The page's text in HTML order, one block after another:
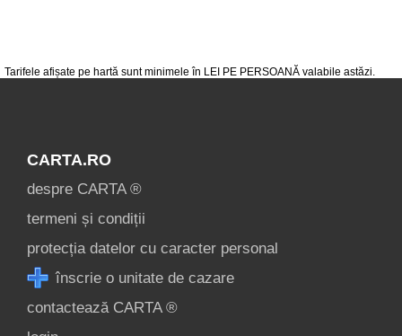
Tarifele afișate pe hartă sunt minimele în LEI PE PERSOANĂ valabile astăzi.
contact
login
CARTA.RO
despre CARTA ®
termeni și condiții
protecția datelor cu caracter personal
înscrie o unitate de cazare
contactează CARTA ®